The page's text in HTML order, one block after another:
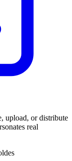
upload, or distribute
real